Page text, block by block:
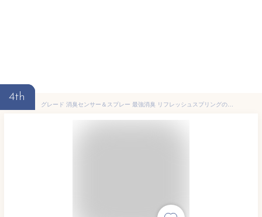
4th
グレード 消臭センサー＆スプレー 最強消臭 リフレッシュスプリングの香り 本体(18ml)【グレード(Glade)】[芳香剤 消臭剤 部屋 トイレ 感知]